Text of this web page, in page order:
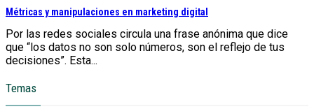
Métricas y manipulaciones en marketing digital
Por las redes sociales circula una frase anónima que dice
que “los datos no son solo números, son el reflejo de tus
decisiones”. Esta...
Temas